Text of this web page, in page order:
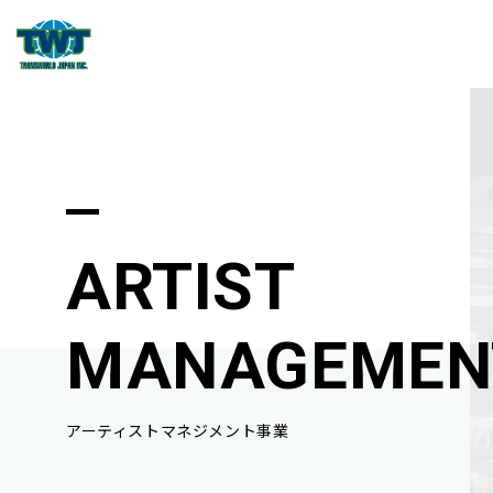
ARTIST
アーティストマネジメント事業